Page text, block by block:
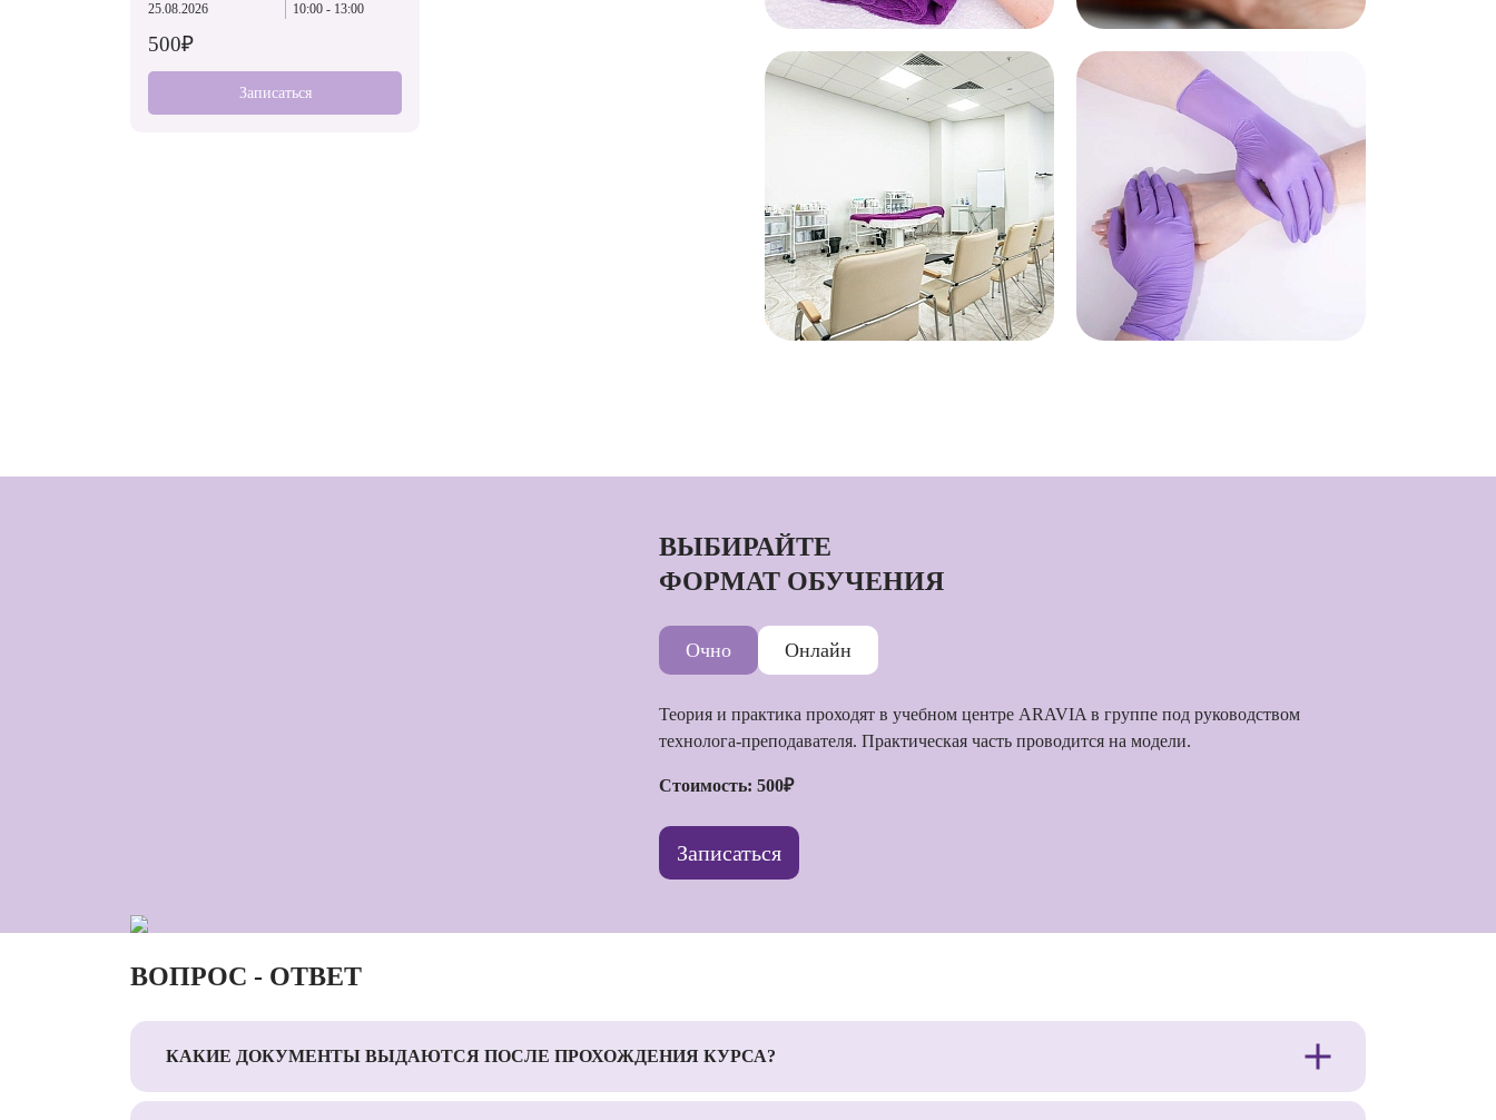
25.08.2026
10:00 - 13:00
500₽
Записаться
ВЫБИРАЙТЕ
ФОРМАТ ОБУЧЕНИЯ
Очно Онлайн
Теория и практика проходят в учебном центре ARAVIA в группе под руководством
технолога-преподавателя. Практическая часть проводится на модели.
Стоимость: 500₽
Записаться
ВОПРОС - ОТВЕТ
КАКИЕ ДОКУМЕНТЫ ВЫДАЮТСЯ ПОСЛЕ ПРОХОЖДЕНИЯ КУРСА?